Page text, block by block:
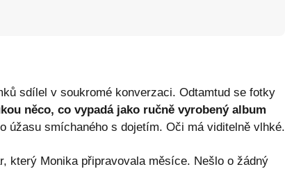
sdílel v soukromé konverzaci. Odtamtud se fotky
něco, co vypadá jako ručně vyrobený album
smíchaného s dojetím. Oči má viditelně vlhké.
který Monika připravovala měsíce. Nešlo o žádný